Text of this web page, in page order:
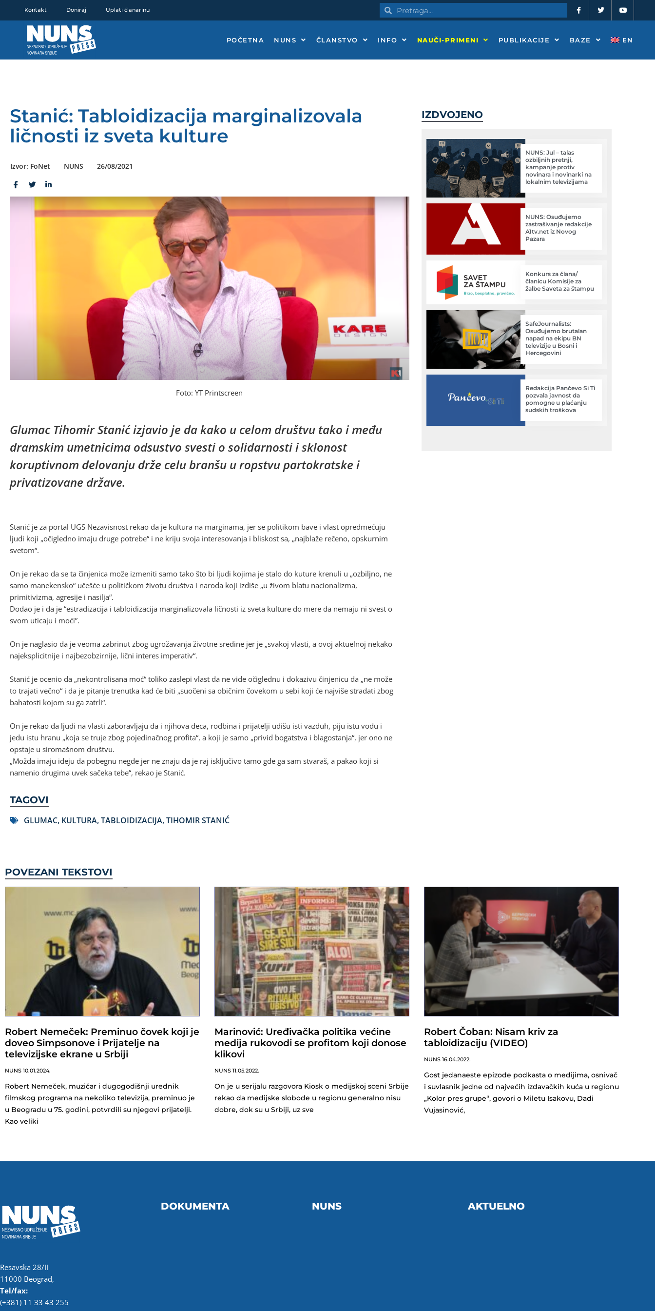
Kontakt Doniraj Uplati članarinu PretragaPretraga a
c
e
o
o
-
w
t
e
o
t
b
e
POČETNA NUNS ČLANSTVO INFO NAUČI-PRIMENI PUBLIKACIJE BAZE EN
Stanić: Tabloidizacija marginalizovala
ličnosti iz sveta kulture
Izvor: FoNet NUNS 26/08/2021
Foto: YT Printscreen
Glumac Tihomir Stanić izjavio je da kako u celom društvu tako i među
dramskim umetnicima odsustvo svesti o solidarnosti i sklonost
koruptivnom delovanju drže celu branšu u ropstvu partokratske i
privatizovane države.
Stanić je za portal UGS Nezavisnost rekao da je kultura na marginama, jer se politikom bave i vlast opredmećuju
ljudi koji „očigledno imaju druge potrebe“ i ne kriju svoja interesovanja i bliskost sa, „najblaže rečeno, opskurnim
svetom“.
On je rekao da se ta činjenica može izmeniti samo tako što bi ljudi kojima je stalo do kuture krenuli u „ozbiljno, ne
samo manekensko“ učešće u političkom životu društva i naroda koji izdiše „u živom blatu nacionalizma,
primitivizma, agresije i nasilja“.
Dodao je i da je “estradizacija i tabloidizacija marginalizovala ličnosti iz sveta kulture do mere da nemaju ni svest o
svom uticaju i moći”.
On je naglasio da je veoma zabrinut zbog ugrožavanja životne sredine jer je „svakoj vlasti, a ovoj aktuelnoj nekako
najeksplicitnije i najbezobzirnije, lični interes imperativ“.
Stanić je ocenio da „nekontrolisana moć“ toliko zaslepi vlast da ne vide očiglednu i dokazivu činjenicu da „ne može
to trajati večno“ i da je pitanje trenutka kad će biti „suočeni sa običnim čovekom u sebi koji će najviše stradati zbog
bahatosti kojom su ga zatrli“.
On je rekao da ljudi na vlasti zaboravljaju da i njihova deca, rodbina i prijatelji udišu isti vazduh, piju istu vodu i
jedu istu hranu „koja se truje zbog pojedinačnog profita“, a koji je samo „privid bogatstva i blagostanja“, jer ono ne
opstaje u siromašnom društvu.
„Možda imaju ideju da pobegnu negde jer ne znaju da je raj isključivo tamo gde ga sam stvaraš, a pakao koji si
namenio drugima uvek sačeka tebe“, rekao je Stanić.
TAGOVI
GLUMAC, KULTURA,TABLOIDIZACIJA,TIHOMIR STANIĆ
IZDVOJENO
NUNS: Jul – talas
ozbiljnih pretnji,
kampanje protiv
novinara i novinarki na
lokalnim televizijama
NUNS: Osuđujemo
zastrašivanje redakcije
A1tv.net iz Novog
Pazara
Konkurs za člana/
članicu Komisije za
žalbe Saveta za štampu
SafeJournalists:
Osuđujemo brutalan
napad na ekipu BN
televizije u Bosni i
Hercegovini
Redakcija Pančevo Si Ti
pozvala javnost da
pomogne u plaćanju
sudskih troškova
POVEZANI TEKSTOVI
Robert Nemeček: Preminuo čovek koji je
doveo Simpsonove i Prijatelje na
televizijske ekrane u Srbiji
NUNS 10.01.2024.
Robert Nemeček, muzičar i dugogodišnji urednik
filmskog programa na nekoliko televizija, preminuo je
u Beogradu u 75. godini, potvrdili su njegovi prijatelji.
Kao veliki
Marinović: Uređivačka politika većine
medija rukovodi se profitom koji donose
klikovi
NUNS 11.05.2022.
On je u serijalu razgovora Kiosk o medijskoj sceni Srbije
rekao da medijske slobode u regionu generalno nisu
dobre, dok su u Srbiji, uz sve
Robert Čoban: Nisam kriv za
tabloidizaciju (VIDEO)
NUNS 16.04.2022.
Gost jedanaeste epizode podkasta o medijima, osnivač
i suvlasnik jedne od najvećih izdavačkih kuća u regionu
„Kolor pres grupe“, govori o Miletu Isakovu, Dadi
Vujasinović,
Resavska 28/II
11000 Beograd,
Tel/fax:
(+381) 11 33 43 255
DOKUMENTA NUNS AKTUELNO